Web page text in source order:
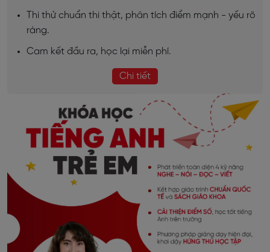
Thi thử chuẩn thi thật, phân tích điểm mạnh - yếu rõ
ràng.
Cam kết đầu ra, học lại miễn phí.
Chi tiết